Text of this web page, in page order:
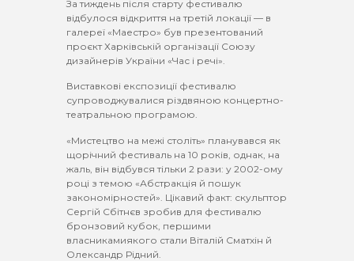
За тиждень після старту фестивалю
відбулося відкриття на третій локації — в
галереї «Маестро» був презентований
проєкт Харківській організації Союзу
дизайнерів України «Час і речі».
Виставкові експозиції фестивалю
супроводжувалися різдвяною концертно-
театральною програмою.
«Мистецтво на межі століть» планувався як
щорічний фестиваль на 10 років, однак, на
жаль, він відбувся тільки 2 рази: у 2002-ому
році з темою «Абстракція й пошук
закономірностей». Цікавий факт: скульптор
Сергій Сбітнєв зробив для фестивалю
бронзовий кубок, першими
власникамиякого стали Віталій Сматхін й
Олександр Рідний.